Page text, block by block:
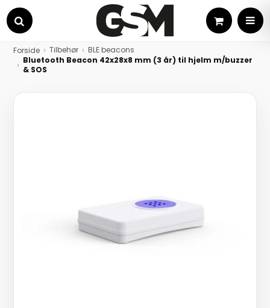
Søg
Kurv
Forside Tilbehør
BLE beacons
Bluetooth Beacon 42x28x8 mm (3 år) til hjelm m/buzzer
& SOS